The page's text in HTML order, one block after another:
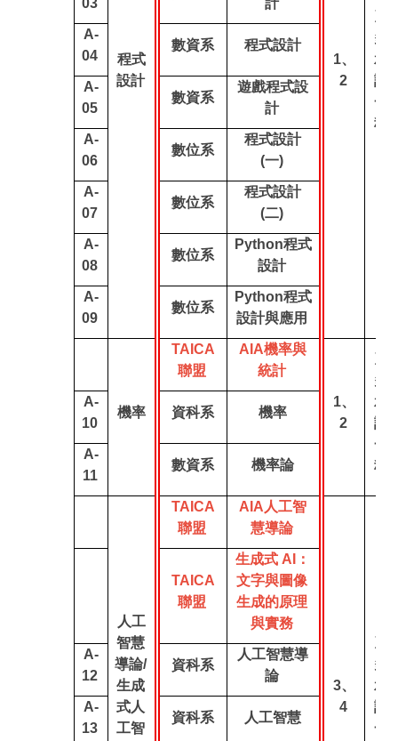
程式
設計
1、
2
至
多
承
認
一
科
03
計
A-
04
數資系 程式設計
A-
05
數資系
遊戲程式設
計
A-
06
數位系
程式設計
(一)
A-
07
數位系
程式設計
(二)
A-
08
數位系
Python程式
設計
A-
09
數位系
Python程式
設計與應用
機率
TAICA
聯盟
AIA機率與
統計
1、
2
至
多
承
認
一
科
A-
10
資科系 機率
A-
11
數資系 機率論
人工
智慧
導論/
生成
式人
工智
TAICA
聯盟
AIA人工智
慧導論
3、
4
至
多
承
認
一
TAICA
聯盟
生成式 AI：
文字與圖像
生成的原理
與實務
A-
12
資科系
人工智慧導
論
A-
13
資科系 人工智慧